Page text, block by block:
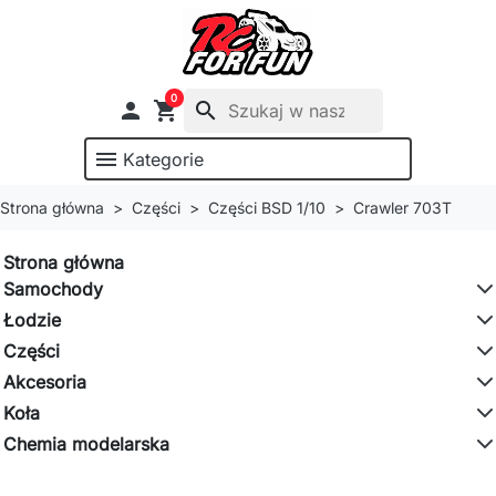
 shopping_cart
0
search
menu Kategorie
Strona główna Części Części BSD 1/10 Crawler 703T
Strona główna
Samochody
Łodzie
Części
Akcesoria
Koła
Chemia modelarska